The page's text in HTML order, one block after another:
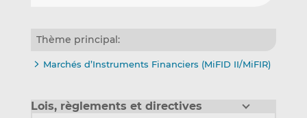
Thème principal:
Marchés d’Instruments Financiers (MiFID II/MiFIR)
Lois, règlements et directives